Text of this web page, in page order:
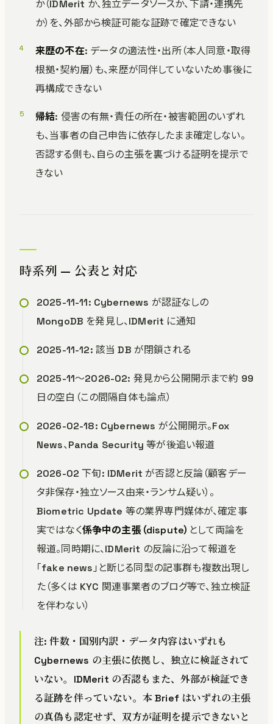
か（IDMerit か、独立データソースか、下請・連携先
か）を、外部から検証可能な証跡で確定できない
来歴の不在: データの適法性・出所（本人同意・取得
根拠・契約層）も、来歴が同伴していないため事後に
再構成できない
帰結: 侵害の有無・責任の所在・被害範囲のいずれ
も、当事者の自己申告に依存したまま確定しない。
否認する側も、自らの主張を裏づける証明を提示で
きない
時系列 — 公表と対応
2025-11-11: Cybernews が認証なしの
MongoDB を発見し、IDMerit に通知
2025-11-12: 該当 DB が閉鎖される
2025-11〜2026-02: 発見から公開開示まで約 99
日の空白（この間隔自体も論点）
2026-02-18: Cybernews が公開開示。Fox
News、Panda Security 等が後追い報道
2026-02 下旬: IDMerit が否認と反論（顧客デー
タ非保存・独立ソース由来・ランサム疑い）。
Biometric Update 等の業界専門媒体が、確定事
実ではなく係争中の主張（dispute） として両論を
報道。同時期に、IDMerit の反論に沿って報道を
「fake news」と断じる同型の記事群も複数出現し
た（多くは KYC 関連事業者のブログ等で、独立検証
を伴わない）
注: 件数・国別内訳・データ内容はいずれも
Cybernews の主張に依拠し、独立に検証されて
いない。IDMerit の否認もまた、外部が検証でき
る証跡を伴っていない。本 Brief はいずれの主張
の真偽も認定せず、双方が証明を提示できないと